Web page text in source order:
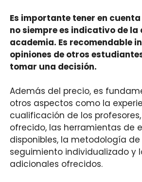
Es importante tener en
no siempre es indicativo de la
academia. Es recomendable
opiniones de otros
tomar una decisión.
Además del precio, es
otros aspectos como la
cualificación de los
ofrecido, las herramientas de
disponibles, la metodología de
seguimiento individualizado y
adicionales ofrecidos.